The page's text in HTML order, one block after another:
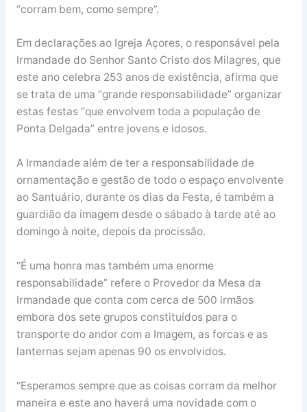
“corram bem, como sempre”.
Em declarações ao Igreja Açores, o responsável pela
Irmandade do Senhor Santo Cristo dos Milagres, que
este ano celebra 253 anos de existência, afirma que
se trata de uma “grande responsabilidade” organizar
estas festas “que envolvem toda a população de
Ponta Delgada” entre jovens e idosos.
A Irmandade além de ter a responsabilidade de
ornamentação e gestão de todo o espaço envolvente
ao Santuário, durante os dias da Festa, é também a
guardião da imagem desde o sábado à tarde até ao
domingo à noite, depois da procissão.
“É uma honra mas também uma enorme
responsabilidade” refere o Provedor da Mesa da
Irmandade que conta com cerca de 500 irmãos
embora dos sete grupos constituídos para o
transporte do andor com a Imagem, as forcas e as
lanternas sejam apenas 90 os envolvidos.
“Esperamos sempre que as coisas corram da melhor
maneira e este ano haverá uma novidade com o